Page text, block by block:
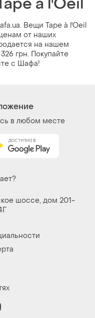
à l'Oeil
Вещи Tape à l'Oeil
от наших
на нашем
грн. Покупайте
с Шафа!
в любом месте
шоссе, дом 201-